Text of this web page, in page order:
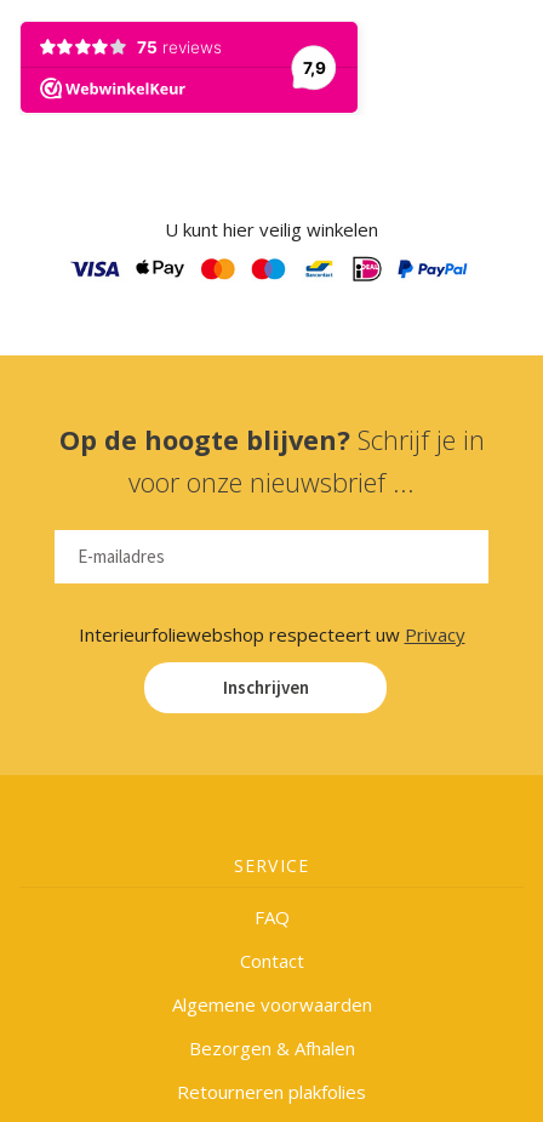
U kunt hier veilig winkelen
Op de hoogte blijven? Schrijf je in
voor onze nieuwsbrief ...
Interieurfoliewebshop respecteert uw Privacy
Inschrijven
SERVICE
FAQ
Contact
Algemene voorwaarden
Bezorgen & Afhalen
Retourneren plakfolies